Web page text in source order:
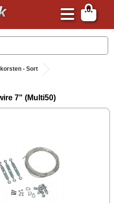
0
- Sort
7" (Multi50)